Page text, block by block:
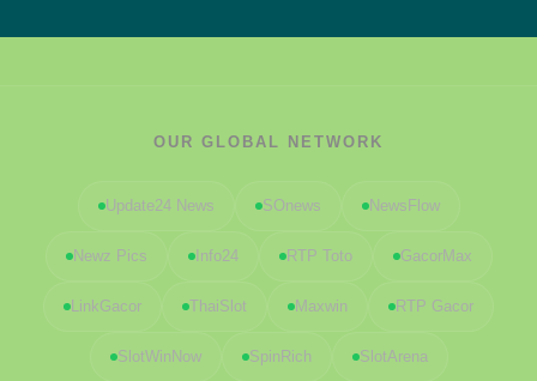
OUR GLOBAL NETWORK
Update24 News SOnews NewsFlow
Newz Pics Info24 RTP Toto GacorMax
LinkGacor ThaiSlot Maxwin RTP Gacor
SlotWinNow SpinRich SlotArena